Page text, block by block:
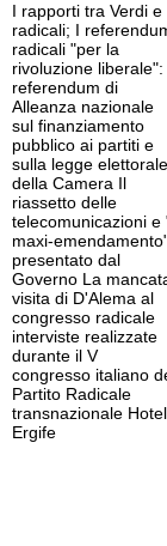
I rapporti tra Verdi e
radicali; I
radicali "per la
rivoluzione liberale":
referendum di
Alleanza nazionale
sul finanziamento
pubblico ai partiti e
sulla legge elettorale
della Camera Il
riassetto delle
telecomunicazioni e
maxi-
presentato dal
Governo La
visita di D'Alema al
congresso radicale
interviste realizzate
durante il V
congresso italiano
Partito Radicale
transnazionale Hotel
Ergife